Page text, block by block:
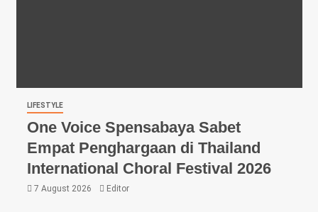
LIFESTYLE
One Voice Spensabaya Sabet
Empat Penghargaan di Thailand
International Choral Festival 2026
7 August 2026 Editor